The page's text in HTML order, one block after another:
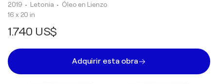
2019 • Letonia • Óleo en Lienzo
16 x 20 in
1.740 US$
Adquirir esta obra